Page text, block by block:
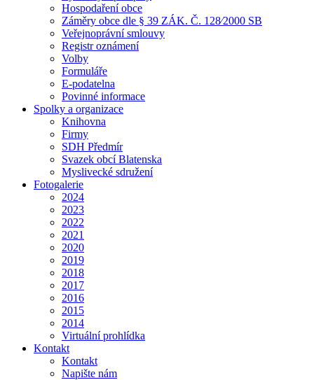
Hospodaření obce
Záměry obce dle § 39 ZÁK. Č. 128⁄2000 SB
Veřejnoprávní smlouvy
Registr oznámení
Volby
Formuláře
E-podatelna
Povinné informace
Spolky a organizace
Knihovna
Firmy
SDH Předmír
Svazek obcí Blatenska
Myslivecké sdružení
Fotogalerie
2024
2023
2022
2021
2020
2019
2018
2017
2016
2015
2014
Virtuální prohlídka
Kontakt
Kontakt
Napište nám